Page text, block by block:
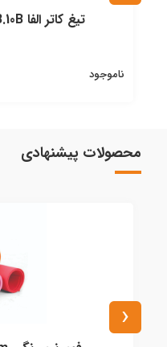
تیغ کاتر الفا ABB.10B تعداد تیغ 10pcs
ناموجود
محصولات پیشنهادی
‹